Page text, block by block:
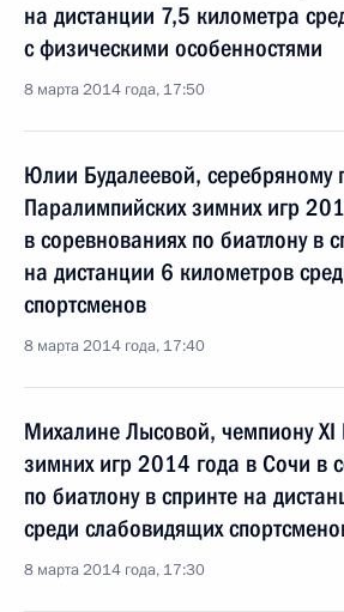
на дистанции 7,5 километра
с физическими особенностями
8 марта 2014 года, 17:50
Юлии Будалеевой, серебряному
Паралимпийских зимних игр
в соревнованиях по биатлону в
на дистанции 6 километров
спортсменов
8 марта 2014 года, 17:40
Михалине Лысовой, чемпиону XI
зимних игр 2014 года в Сочи в
по биатлону в спринте на
среди слабовидящих
8 марта 2014 года, 17:30